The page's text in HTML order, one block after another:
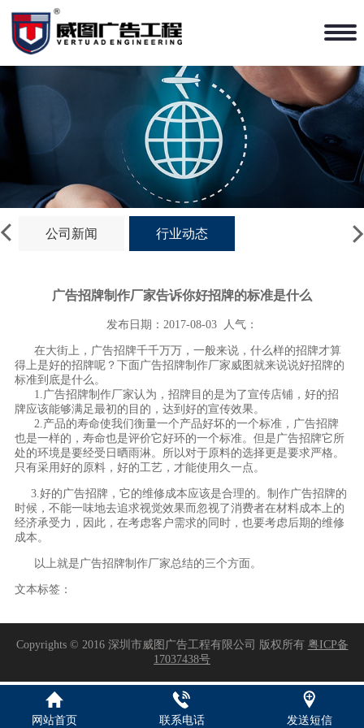
公司新闻 行业动态
广告招牌制作厂家告诉你好招牌的标准是什么
发布日期：2017-08-03 人气：
在大街上，广告招牌千千万万，一般来说，什么样的招牌才算
得上是好的招牌呢？下面广告招牌制作厂家威图就来说说好招牌的
标准到底是什么。
1.广告招牌制作厂家认为，招牌 目的是为了宣传店铺，好的招
牌应该能够满足最初的目的，达到好的宣传效果。
2.产品的寿命使我们衡量一个产品好坏的一个标准，广告招牌
也是一样的，寿命也是评价它好环的一个标准。但是广告招牌它所
处的环境是要经受日晒雨淋。所以对于原料的选择更是要求严格。
只有采用好的原料，好的工艺，才能使用久一点。
3.好的广告招牌，它的维修成本应该是合理的。 制作广告招牌的
时候，不能一味地去追求视觉效果而忽视了消费者在材料成本上的
经济承受力，因此，在考虑客户需求的同时，也要考虑后期的维修
成本。
以上就是广告招牌制作厂家总结的三个方面。
文本标签：
Copyrights © 2016 深圳市威图广告工程有限公司 版权所有 粤ICP备
17037438号
网站首页 联系电话 发送短信